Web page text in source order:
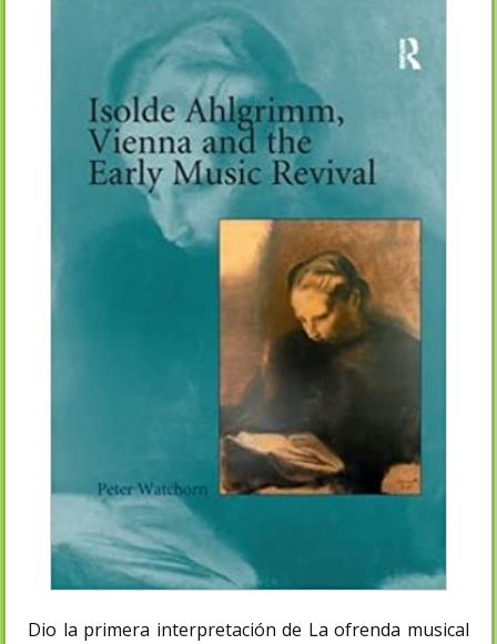
Dio la primera interpretación de La ofrenda musical